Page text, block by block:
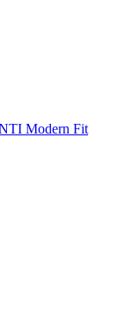
Modern Fit